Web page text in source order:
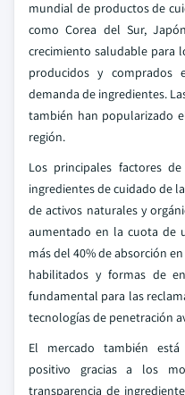
mundial de productos de
como Corea del Sur,
crecimiento saludable para
producidos y
demanda de ingredientes.
también han popularizado
región.
Los principales factores
ingredientes de cuidado de
de activos naturales y
aumentado en la cuota de
más del 40% de absorción
habilitados y formas de
fundamental para las
tecnologías de penetración
El mercado también está
positivo gracias a los
transparencia de